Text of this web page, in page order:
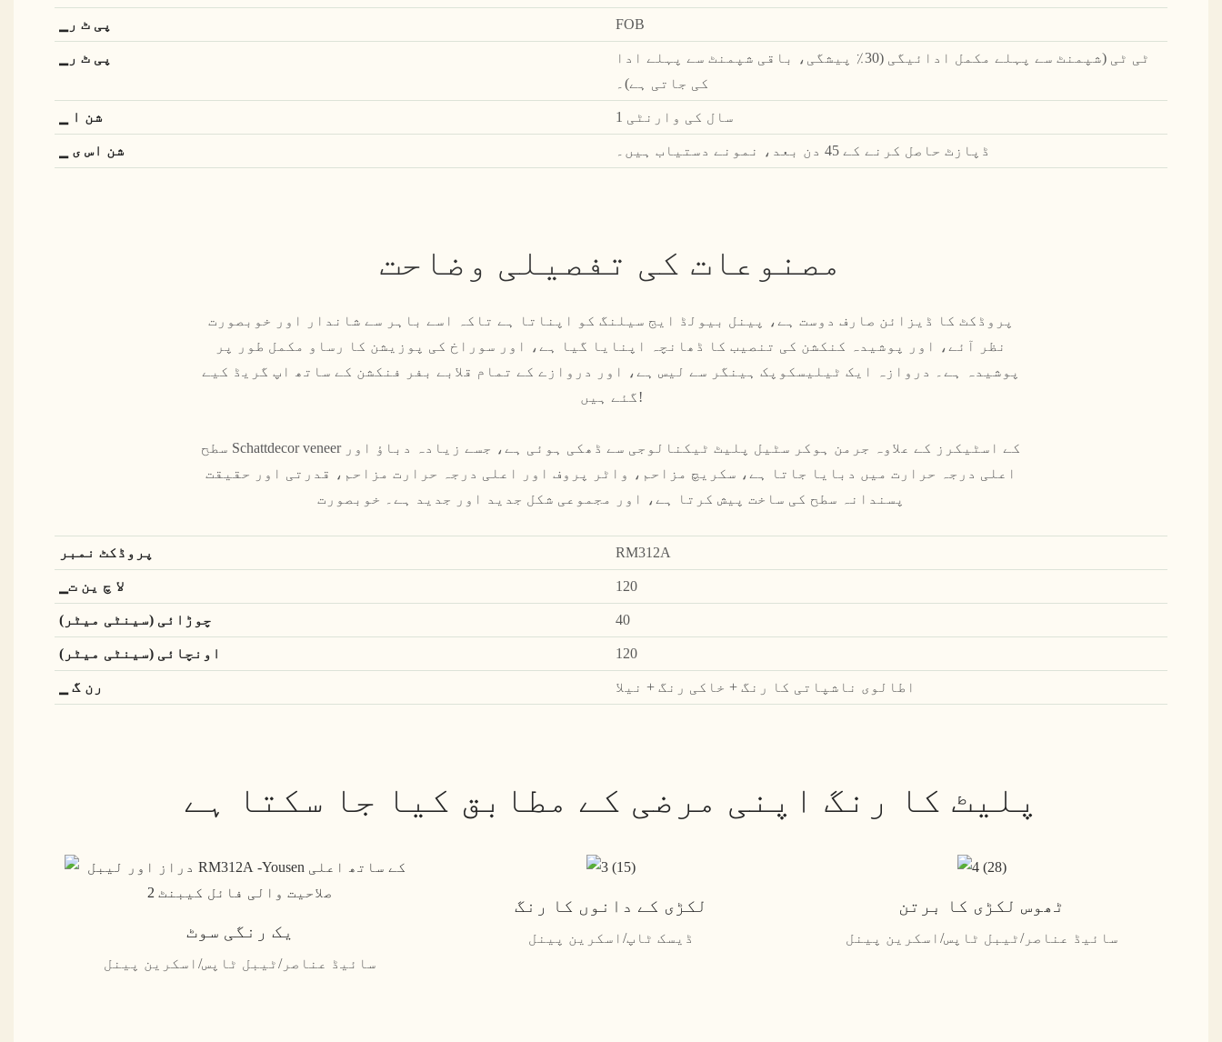
FOB
ٹی ٹی (شپمنٹ سے پہلے مکمل ادائیگی (30٪ پیشگی، باقی شپمنٹ سے پہلے ادا
کی جاتی ہے)۔
▁ شن ا
1 سال کی وارنٹی
▁ شن اس ی
ڈپازٹ حاصل کرنے کے 45 دن بعد، نمونے دستیاب ہیں۔
مصنوعات کی تفصیلی وضاحت
پروڈکٹ کا ڈیزائن صارف دوست ہے، پینل بیولڈ ایج سیلنگ کو اپناتا ہے تاکہ اسے باہر سے شاندار اور خوبصورت
نظر آئے، اور پوشیدہ کنکشن کی تنصیب کا ڈھانچہ اپنایا گیا ہے، اور سوراخ کی پوزیشن کا رساو مکمل طور پر
پوشیدہ ہے۔ دروازہ ایک ٹیلیسکوپک ہینگر سے لیس ہے، اور دروازے کے تمام قلابے بفر فنکشن کے ساتھ اپ گریڈ کیے
گئے ہیں!
سطح Schattdecor veneer کے اسٹیکرز کے علاوہ جرمن ہوکر سٹیل پلیٹ ٹیکنالوجی سے ڈھکی ہوئی ہے، جسے زیادہ دباؤ اور
اعلی درجہ حرارت میں دبایا جاتا ہے، سکریچ مزاحم، واٹر پروف اور اعلی درجہ حرارت مزاحم، قدرتی اور حقیقت
پسندانہ سطح کی ساخت پیش کرتا ہے، اور مجموعی شکل جدید اور جدید ہے۔ خوبصورت
پروڈکٹ نمبر
RM312A
▁لا چ ین ت
120
چوڑائی (سینٹی میٹر)
40
اونچائی (سینٹی میٹر)
120
▁ رن گ
اطالوی ناشپاتی کا رنگ + خاکی رنگ + نیلا
پلیٹ کا رنگ اپنی مرضی کے مطابق کیا جا سکتا ہے
یک رنگی سوٹ
سائیڈ عناصر/ٹیبل ٹاپس/اسکرین پینل
لکڑی کے دانوں کا رنگ
ڈیسک ٹاپ/اسکرین پینل
ٹھوس لکڑی کا برتن
سائیڈ عناصر/ٹیبل ٹاپس/اسکرین پینل